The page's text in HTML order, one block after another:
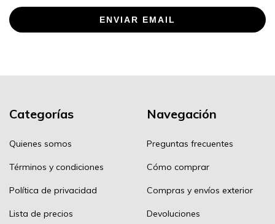
ENVIAR EMAIL
Categorías
Quienes somos
Términos y condiciones
Política de privacidad
Lista de precios
Navegación
Preguntas frecuentes
Cómo comprar
Compras y envíos exterior
Devoluciones